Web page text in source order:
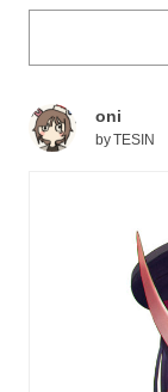
but maybe not
How would you
oni
byTESIN